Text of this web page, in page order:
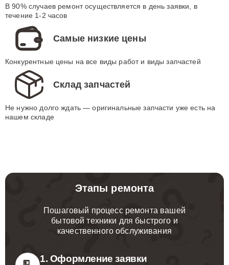
В 90% случаев ремонт осуществляется в день заявки, в
течение 1-2 часов
Самые низкие цены
Конкурентные цены на все виды работ и виды запчастей
Склад запчастей
Не нужно долго ждать — оригинальные запчасти уже есть на
нашем складе
Этапы ремонта
Пошаговый процесс ремонта вашей
бытовой техники для быстрого и
качественного обслуживания
1. Оформление заявки